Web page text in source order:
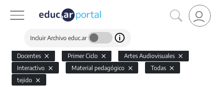
Incluir Archivo educ.ar
Docentes Primer Ciclo
Artes Audiovisuales
Interactivo
Material pedagógico
Todas
tejido